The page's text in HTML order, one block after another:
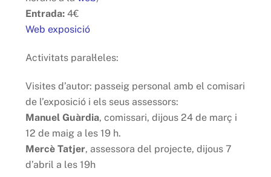
Entrada: 4€
Web exposició
Activitats paral·leles:
Visites d’autor: passeig personal amb el comisari
de l’exposició i els seus assessors:
Manuel Guàrdia, comissari, dijous 24 de març i
12 de maig a les 19 h.
Mercè Tatjer, assessora del projecte, dijous 7
d’abril a les 19h